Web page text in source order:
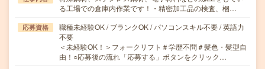
る工場での倉庫内作業です！・精密加工品の検査、梱…
応募資格
職種未経験OK / ブランクOK / パソコンスキル不要 / 英語力
不要
＜未経験OK！＞フォークリフト＃学歴不問＃髪色・髪型自
由！○応募後の流れ「応募する」ボタンをクリック…